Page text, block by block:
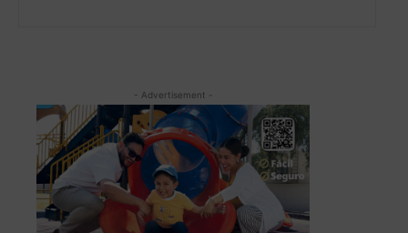
- Advertisement -